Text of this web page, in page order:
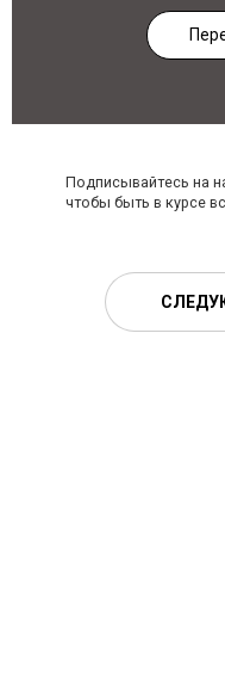
Подписывайтесь на
чтобы быть в курсе